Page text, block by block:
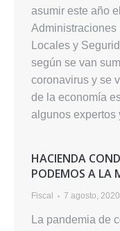
asumir este año
Administraciones
Locales y
según se van
coronavirus y se
de la economía
algunos
HACIENDA
PODEMOS A LA
Fiscal 7 agosto, 2020
La pandemia de